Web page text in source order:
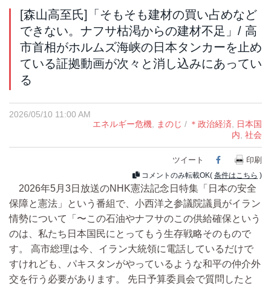
[森山高至氏]「そもそも建材の買い占めなど
できない。ナフサ枯渇からの建材不足」/ 高
市首相がホルムズ海峡の日本タンカーを止め
ている証拠動画が次々と消し込みにあってい
る
2026/05/10 11:00 AM
エネルギー危機, まのじ / ＊政治経済, 日本国
内, 社会
ツイート Facebook
印刷
コメントのみ転載OK( 条件はこちら )
2026年5月3日放送のNHK憲法記念日特集「日本の安全
保障と憲法」という番組で、小西洋之参議院議員がイラン
情勢について「〜この石油やナフサのこの供給確保という
のは、私たち日本国民にとってもう生存戦略そのもので
す。 高市総理は今、イラン大統領に電話しているだけで
すけれども、パキスタンがやっているような和平の仲介外
交を行う必要があります。 先日予算委員会で質問したと